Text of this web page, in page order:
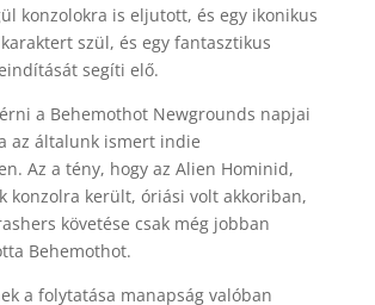
konzolokra is eljutott, és egy ikonikus
szül, és egy fantasztikus
segíti elő.
a Behemothot Newgrounds napjai
az általunk ismert indie
Az a tény, hogy az Alien Hominid,
konzolra került, óriási volt akkoriban,
követése csak még jobban
Behemothot.
a folytatása manapság valóban